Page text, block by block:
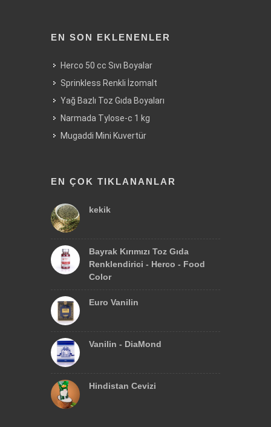
EN SON EKLENENLER
Herco 50 cc Sıvı Boyalar
Sprinkless Renkli İzomalt
Yağ Bazlı Toz Gıda Boyaları
Narmada Tylose-c 1 kg
Mugaddi Mini Kuvertür
EN ÇOK TIKLANANLAR
kekik
Bayrak Kırımızı Toz Gıda
Renklendirici - Herco - Food
Color
Euro Vanilin
Vanilin - DiaMond
Hindistan Cevizi